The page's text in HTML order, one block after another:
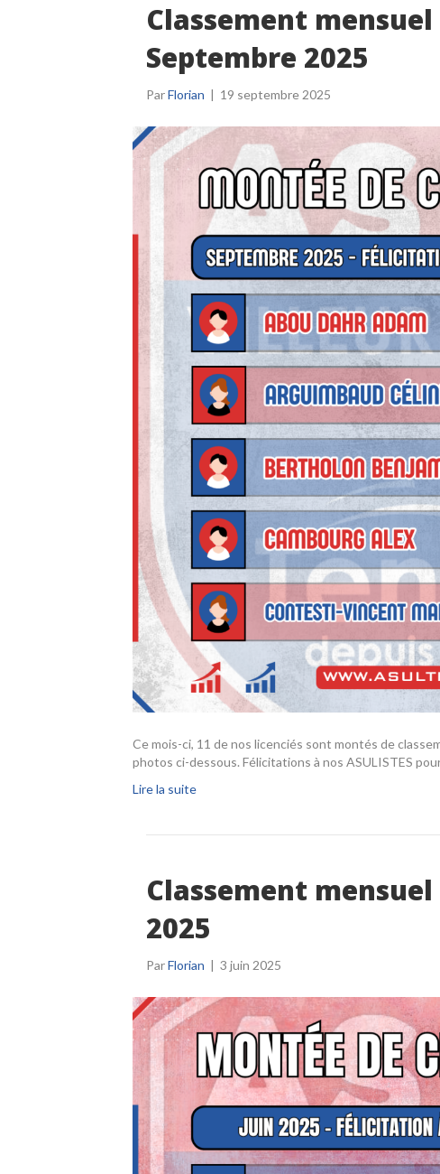
Classement
Septembre 2025
ParFlorian | 19 septembre 2025
Ce mois-ci, 11 de nos licenciés sont montés de
photos ci-dessous. Félicitations à nos ASULISTES
Lire la suite
Classement
2025
ParFlorian | 3 juin 2025